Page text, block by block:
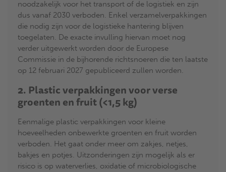
noodzakelijk voor het transport of de logistiek en zijn
dus vanaf 2030 verboden. Enkel verzamelverpakkingen
die nodig zijn voor de logistieke hantering blijven
toegelaten. De exacte invulling hiervan moet nog
verder uitgewerkt worden door de Europese
Commissie in de bijhorende richtsnoeren die ten laatste
op 12 februari 2027 gepubliceerd zullen worden.
2. Plastic verpakkingen voor verse
groenten en fruit (<1,5 kg)
Eenmalige plastic verpakkingen voor kleine
hoeveelheden onbewerkte groenten en fruit worden
verboden. Het gaat onder meer om zakjes, netjes,
bakjes en potjes. Uitzonderingen zijn mogelijk als er
risico is op waterverlies, oxidatie of microbiologische